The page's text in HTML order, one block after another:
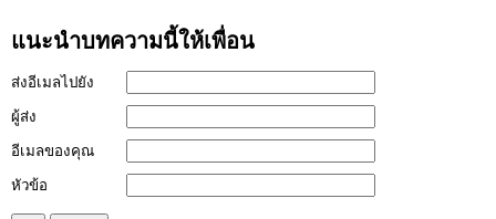
แนะนำบทความนี้ให้เพื่อน
ส่งอีเมลไปยัง
ผู้ส่ง
อีเมลของคุณ
หัวข้อ